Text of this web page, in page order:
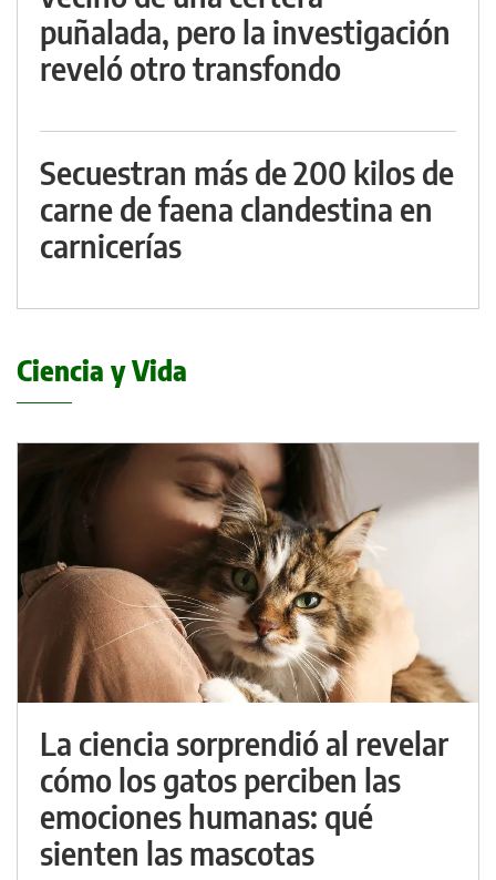
puñalada, pero la investigación
reveló otro transfondo
Secuestran más de 200 kilos de
carne de faena clandestina en
carnicerías
Ciencia y Vida
La ciencia sorprendió al revelar
cómo los gatos perciben las
emociones humanas: qué
sienten las mascotas